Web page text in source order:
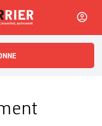
L'essentiel, autrement